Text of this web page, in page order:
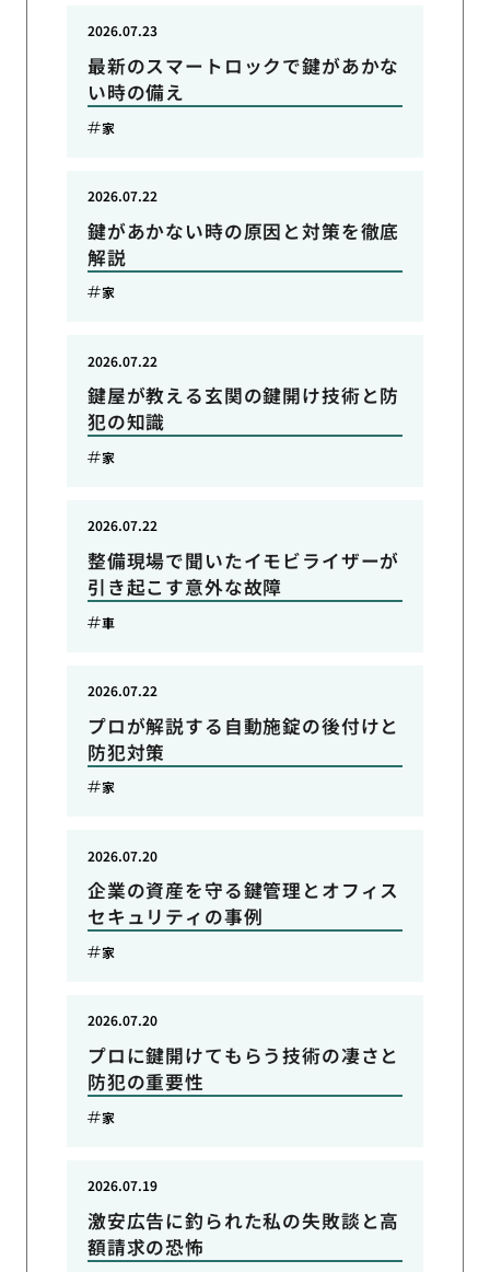
最新のスマートロックで鍵があかな
い時の備え
2026.07.23
家
鍵があかない時の原因と対策を徹底
解説
2026.07.22
家
鍵屋が教える玄関の鍵開け技術と防
犯の知識
2026.07.22
家
整備現場で聞いたイモビライザーが
引き起こす意外な故障
2026.07.22
車
プロが解説する自動施錠の後付けと
防犯対策
2026.07.22
家
企業の資産を守る鍵管理とオフィス
セキュリティの事例
2026.07.20
家
プロに鍵開けてもらう技術の凄さと
防犯の重要性
2026.07.20
家
激安広告に釣られた私の失敗談と高
額請求の恐怖
2026.07.19